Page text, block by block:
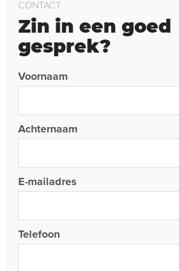
CONTACT
Zin in een goed
gesprek?
Voornaam
Achternaam
E-mailadres
Telefoon